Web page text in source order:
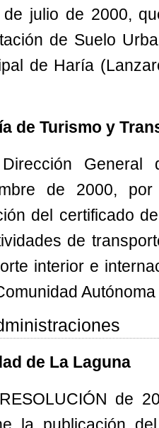
julio de 2000,
de Suelo
de Haría
de Turismo y
Dirección General
de 2000,
del certificado
de
interior e
de La Laguna
RESOLUCIÓN de
la publicación